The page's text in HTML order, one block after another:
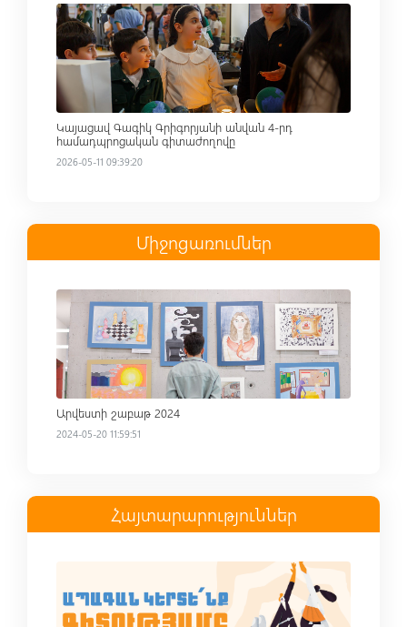
Read more
Կայացավ Գագիկ Գրիգորյանի անվան 4-րդ
համադպրոցական գիտաժողովը
2026-05-11 09:39:20
Միջոցառումներ
Read more
Արվեստի շաբաթ 2024
2024-05-20 11:59:51
Հայտարարություններ